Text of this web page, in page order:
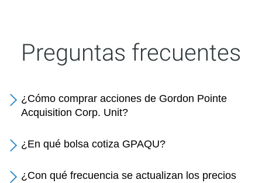
Preguntas frecuentes
¿Cómo comprar acciones de Gordon Pointe
Acquisition Corp. Unit?
¿En qué bolsa cotiza GPAQU?
¿Con qué frecuencia se actualizan los precios